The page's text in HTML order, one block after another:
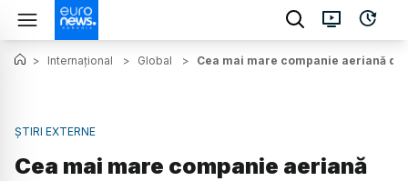
> Internațional > Global > Cea mai mare companie aeriană
ȘTIRI EXTERNE
Cea mai mare companie aeriană